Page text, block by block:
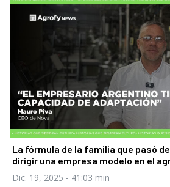
La fórmula de la familia que pasó
dirigir una empresa modelo en el
Dic. 19, 2025 - 41:03 min